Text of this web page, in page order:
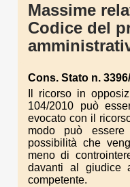
Massime
Codice del
Cons. Stato n.
Il ricorso in
104/2010 può
evocato con il
modo può
possibilità che
meno di
davanti al giudice
competente.